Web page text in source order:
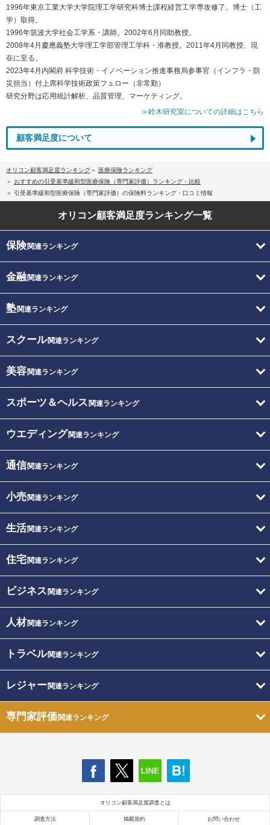
1996年東京工業大学大学院理工学研究科博士課程経営工学専攻修了。博士（工
学）取得。
1996年筑波大学社会工学系・講師。2002年6月同助教授。
2008年4月慶應義塾大学理工学部管理工学科・准教授。2011年4月同教授、現
在に至る。
2023年4月内閣府 科学技術・イノベーション推進事務局参事官（インフラ・防
災担当）付上席科学技術政策フェロー（非常勤）
研究分野は応用統計解析、品質管理、マーケティング。
≫鈴木研究室についての詳細はこちら
顧客満足度について
オリコン顧客満足度ランキング
医療保険ランキング
おすすめの引受基準緩和型医療保険（専門家評価）ランキング・比較
引受基準緩和型医療保険（専門家評価）の保険料ランキング・口コミ情報
オリコン顧客満足度ランキング一覧
保険関連ランキング
金融関連ランキング
塾関連ランキング
スクール関連ランキング
美容関連ランキング
スポーツ＆ヘルス 関連ランキング
ウエディング関連ランキング
通信関連ランキング
小売関連ランキング
生活関連ランキング
住宅関連ランキング
ビジネス 関連ランキング
人材関連ランキング
トラベル関連ランキング
レジャー関連ランキング
専門家評価関連ランキング
オリコン顧客満足度調査とは
調査方法 掲載規約 お問い合わせ